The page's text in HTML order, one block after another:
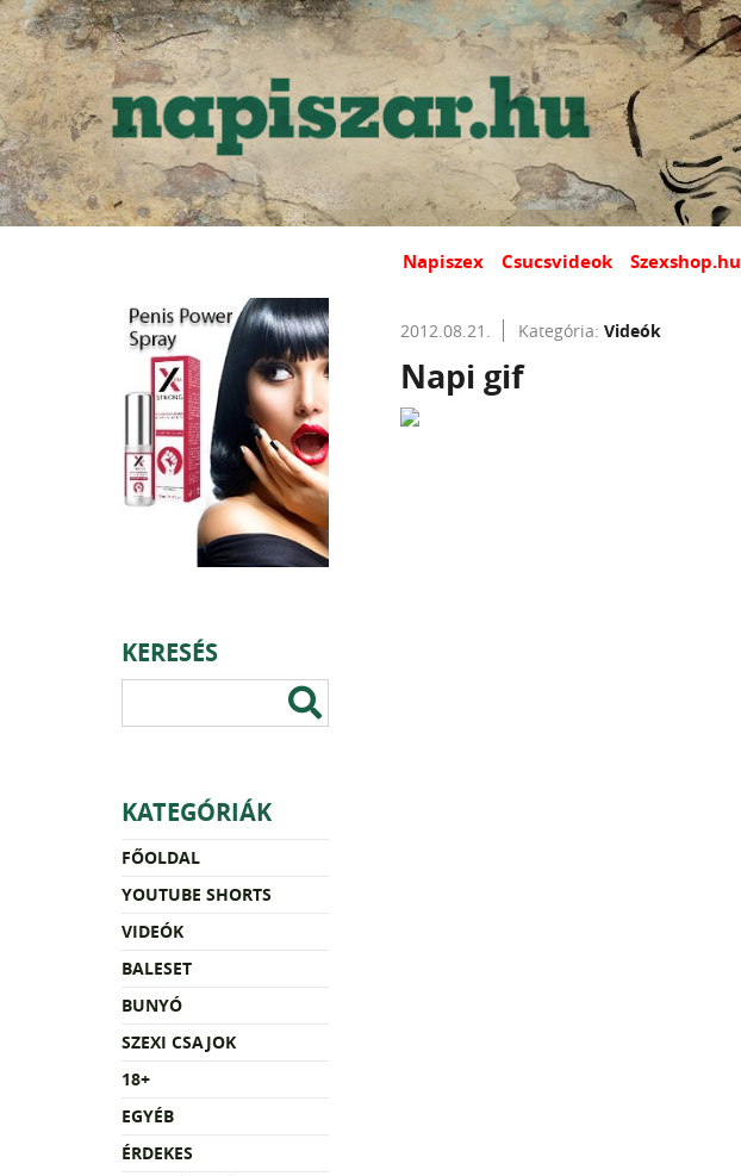
Napiszex Csucsvideok Szexshop.hu
KERESÉS
KATEGÓRIÁK
FŐOLDAL
YOUTUBE SHORTS
VIDEÓK
BALESET
BUNYÓ
SZEXI CSAJOK
18+
EGYÉB
ÉRDEKES
2012.08.21. Kategória: Videók
Napi gif